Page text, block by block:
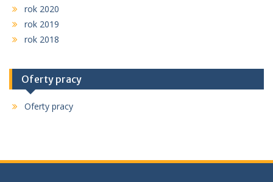
rok 2020
rok 2019
rok 2018
Oferty pracy
Oferty pracy